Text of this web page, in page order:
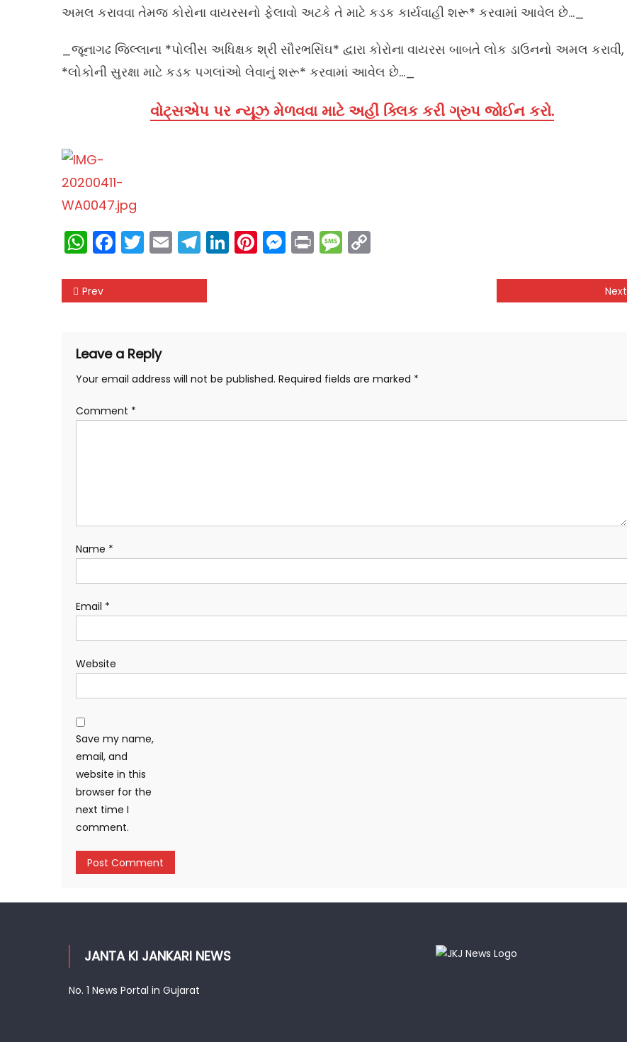
અમલ કરાવવા તેમજ કોરોના વાયરસનો ફેલાવો અટકે તે માટે કડક કાર્યવાહી શરૂ* કરવામાં આવેલ છે…_
_જૂનાગઢ જિલ્લાના *પોલીસ અધિક્ષક શ્રી સૌરભસિંઘ* દ્વારા કોરોના વાયરસ બાબતે લોક ડાઉનનો અમલ કરાવી,
*લોકોની સુરક્ષા માટે કડક પગલાંઓ લેવાનું શરૂ* કરવામાં આવેલ છે…_
વોટ્સએપ પર ન્યૂઝ મેળવવા માટે અહીં ક્લિક કરી ગ્રુપ જોઈન કરો.
WhatsApp
Facebook
Twitter
EmailTelegram
LinkedIn
Pinterest
Messenger
PrintMessage
Post
Prev Next
Leave a Reply
Your email address will not be published. Required fields are marked *
Comment *
Name *
Email *
Website
Save my name,
email, and
website in this
browser for the
next time I
comment.
JANTA KI JANKARI NEWS
No. 1 News Portal in Gujarat